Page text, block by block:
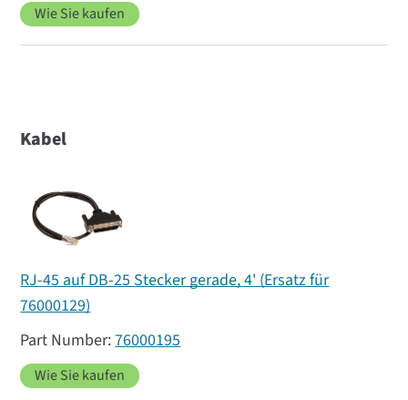
Wie Sie kaufen
Kabel
RJ-45 auf DB-25 Stecker gerade, 4' (Ersatz für
76000129)
76000195
Wie Sie kaufen